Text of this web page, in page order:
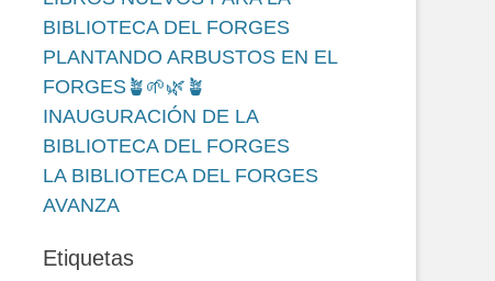
BIBLIOTECA DEL FORGES
PLANTANDO ARBUSTOS EN EL
FORGES🪴🌱🌿🪴
INAUGURACIÓN DE LA
BIBLIOTECA DEL FORGES
LA BIBLIOTECA DEL FORGES
AVANZA
Etiquetas